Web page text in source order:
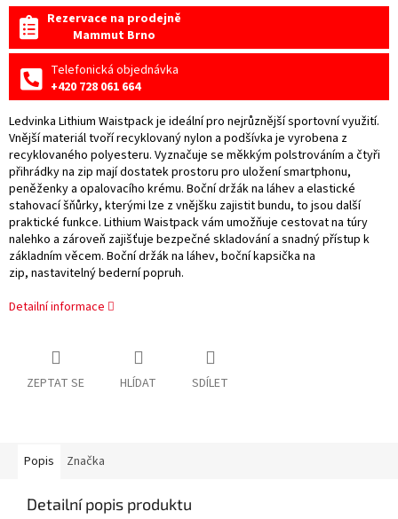
Rezervace na prodejně
Mammut Brno
Telefonická objednávka
+420 728 061 664
Ledvinka Lithium Waistpack je ideální pro nejrůznější sportovní využití.
Vnější materiál tvoří recyklovaný nylon a podšívka je vyrobena z
recyklovaného polyesteru. Vyznačuje se měkkým polstrováním a čtyři
přihrádky na zip mají dostatek prostoru pro uložení smartphonu,
peněženky a opalovacího krému. Boční držák na láhev a elastické
stahovací šňůrky, kterými lze z vnějšku zajistit bundu, to jsou další
praktické funkce. Lithium Waistpack vám umožňuje cestovat na túry
nalehko a zároveň zajišťuje bezpečné skladování a snadný přístup k
základním věcem. Boční držák na láhev, boční kapsička na
zip, nastavitelný bederní popruh.
Detailní informace
ZEPTAT SE HLÍDAT SDÍLET
Popis Značka
Detailní popis produktu